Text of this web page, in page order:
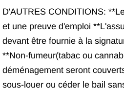
D'AUTRES CONDITIONS:
et une preuve d'emploi
devant être fournie à la
**Non-fumeur(tabac ou
déménagement seront
sous-louer ou céder le bail